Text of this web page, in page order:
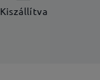
Kiszállítva